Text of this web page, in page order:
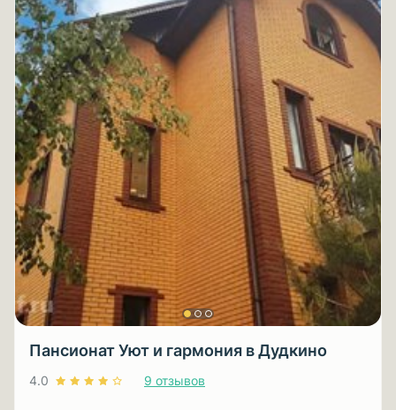
Пансионат Уют и гармония в Дудкино
4.0 9 отзывов